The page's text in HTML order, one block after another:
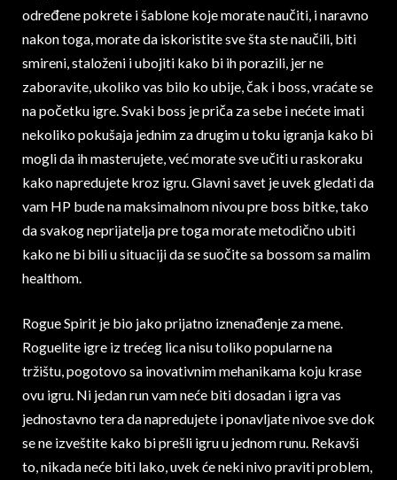
određene pokrete i šablone koje morate naučiti, i naravno
nakon toga, morate da iskoristite sve šta ste naučili, biti
smireni, staloženi i ubojiti kako bi ih porazili, jer ne
zaboravite, ukoliko vas bilo ko ubije, čak i boss, vraćate se
na početku igre. Svaki boss je priča za sebe i nećete imati
nekoliko pokušaja jednim za drugim u toku igranja kako bi
mogli da ih masterujete, već morate sve učiti u raskoraku
kako napredujete kroz igru. Glavni savet je uvek gledati da
vam HP bude na maksimalnom nivou pre boss bitke, tako
da svakog neprijatelja pre toga morate metodično ubiti
kako ne bi bili u situaciji da se suočite sa bossom sa malim
healthom.
Rogue Spirit je bio jako prijatno iznenađenje za mene.
Roguelite igre iz trećeg lica nisu toliko popularne na
tržištu, pogotovo sa inovativnim mehanikama koju krase
ovu igru. Ni jedan run vam neće biti dosadan i igra vas
jednostavno tera da napredujete i ponavljate nivoe sve dok
se ne izveštite kako bi prešli igru u jednom runu. Rekavši
to, nikada neće biti lako, uvek će neki nivo praviti problem,